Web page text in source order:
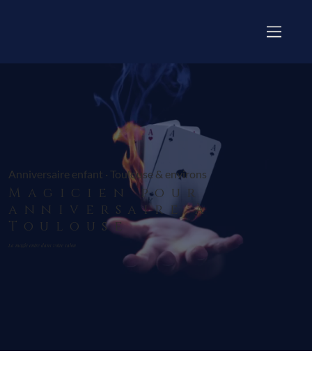
Anniversaire enfant · Toulouse & environs
Magicien pour
anniversaire à
Toulouse